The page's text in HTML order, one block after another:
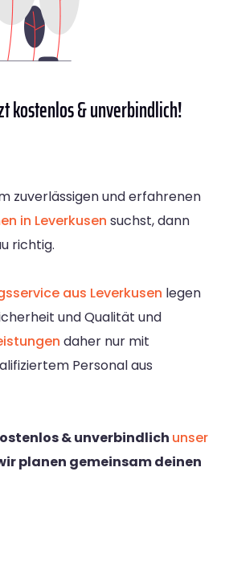
kostenlos & unverbindlich!
zuverlässigen und erfahrenen
in Leverkusen suchst, dann
richtig.
aus Leverkusen legen
und Qualität und
daher nur mit
Personal aus
& unverbindlich unser
planen gemeinsam deinen